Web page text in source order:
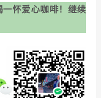
怀爱心咖啡！继续